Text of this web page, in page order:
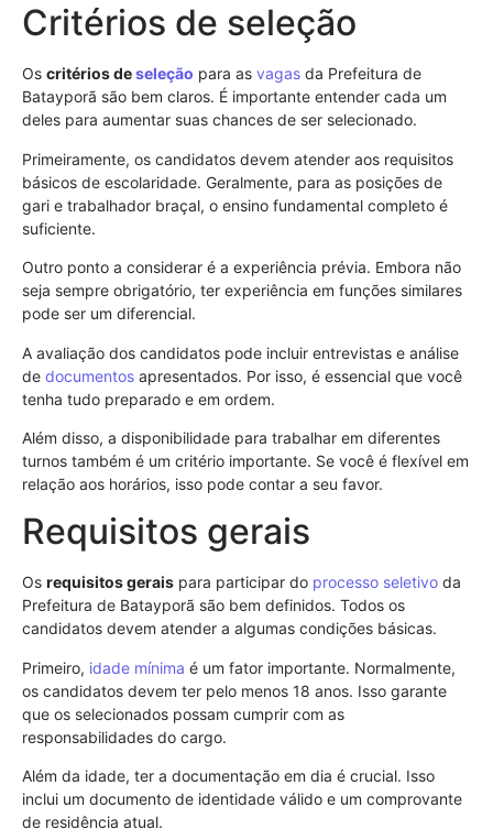
Critérios de seleção
Os critérios deseleção para as vagas da Prefeitura de
Batayporã são bem claros. É importante entender cada um
deles para aumentar suas chances de ser selecionado.
Primeiramente, os candidatos devem atender aos requisitos
básicos de escolaridade. Geralmente, para as posições de
gari e trabalhador braçal, o ensino fundamental completo é
suficiente.
Outro ponto a considerar é a experiência prévia. Embora não
seja sempre obrigatório, ter experiência em funções similares
pode ser um diferencial.
A avaliação dos candidatos pode incluir entrevistas e análise
de documentos apresentados. Por isso, é essencial que você
tenha tudo preparado e em ordem.
Além disso, a disponibilidade para trabalhar em diferentes
turnos também é um critério importante. Se você é flexível em
relação aos horários, isso pode contar a seu favor.
Requisitos gerais
Os requisitos gerais para participar do processo seletivo da
Prefeitura de Batayporã são bem definidos. Todos os
candidatos devem atender a algumas condições básicas.
Primeiro, idade mínima é um fator importante. Normalmente,
os candidatos devem ter pelo menos 18 anos. Isso garante
que os selecionados possam cumprir com as
responsabilidades do cargo.
Além da idade, ter a documentação em dia é crucial. Isso
inclui um documento de identidade válido e um comprovante
de residência atual.